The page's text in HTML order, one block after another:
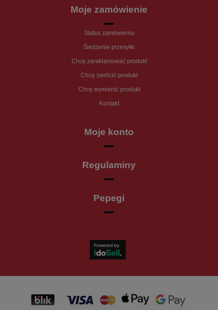
Moje zamówienie
Status zamówienia
Śledzenie przesyłki
Chcę zareklamować produkt
Chcę zwrócić produkt
Chcę wymienić produkt
Kontakt
Moje konto
Regulaminy
Pepegi